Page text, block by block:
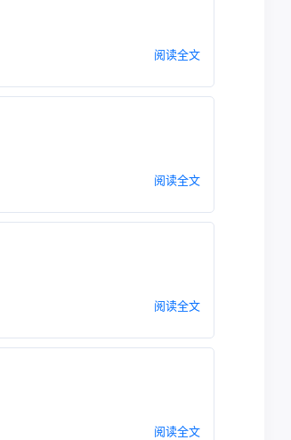
阅读全文
阅读全文
阅读全文
阅读全文